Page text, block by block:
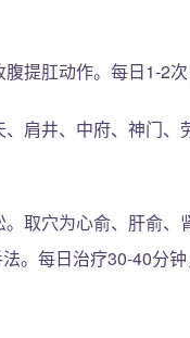
提肛动作。每日1-2次
肩井、中府、神门、
取穴为心俞、肝俞、
。每日治疗30-40分